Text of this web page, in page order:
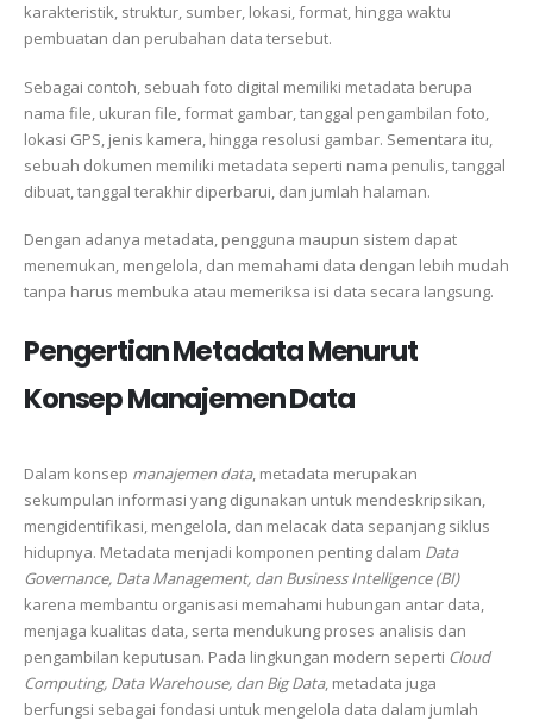
karakteristik, struktur, sumber, lokasi, format, hingga waktu
pembuatan dan perubahan data tersebut.
Sebagai contoh, sebuah foto digital memiliki metadata berupa
nama file, ukuran file, format gambar, tanggal pengambilan foto,
lokasi GPS, jenis kamera, hingga resolusi gambar. Sementara itu,
sebuah dokumen memiliki metadata seperti nama penulis, tanggal
dibuat, tanggal terakhir diperbarui, dan jumlah halaman.
Dengan adanya metadata, pengguna maupun sistem dapat
menemukan, mengelola, dan memahami data dengan lebih mudah
tanpa harus membuka atau memeriksa isi data secara langsung.
Pengertian Metadata Menurut
Konsep Manajemen Data
Dalam konsep manajemen data, metadata merupakan
sekumpulan informasi yang digunakan untuk mendeskripsikan,
mengidentifikasi, mengelola, dan melacak data sepanjang siklus
hidupnya. Metadata menjadi komponen penting dalam Data
Governance, Data Management, dan Business Intelligence (BI)
karena membantu organisasi memahami hubungan antar data,
menjaga kualitas data, serta mendukung proses analisis dan
pengambilan keputusan. Pada lingkungan modern seperti Cloud
Computing, Data Warehouse, dan Big Data, metadata juga
berfungsi sebagai fondasi untuk mengelola data dalam jumlah